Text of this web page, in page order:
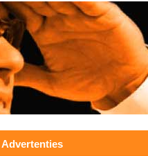
Advertenties